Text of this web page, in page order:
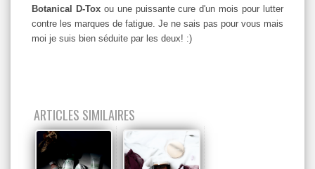
Botanical D-Toxou une puissante cure d'un mois pour lutter
contre les marques de fatigue. Je ne sais pas pour vous mais
moi je suis bien séduite par les deux! :)
ARTICLES SIMILAIRES